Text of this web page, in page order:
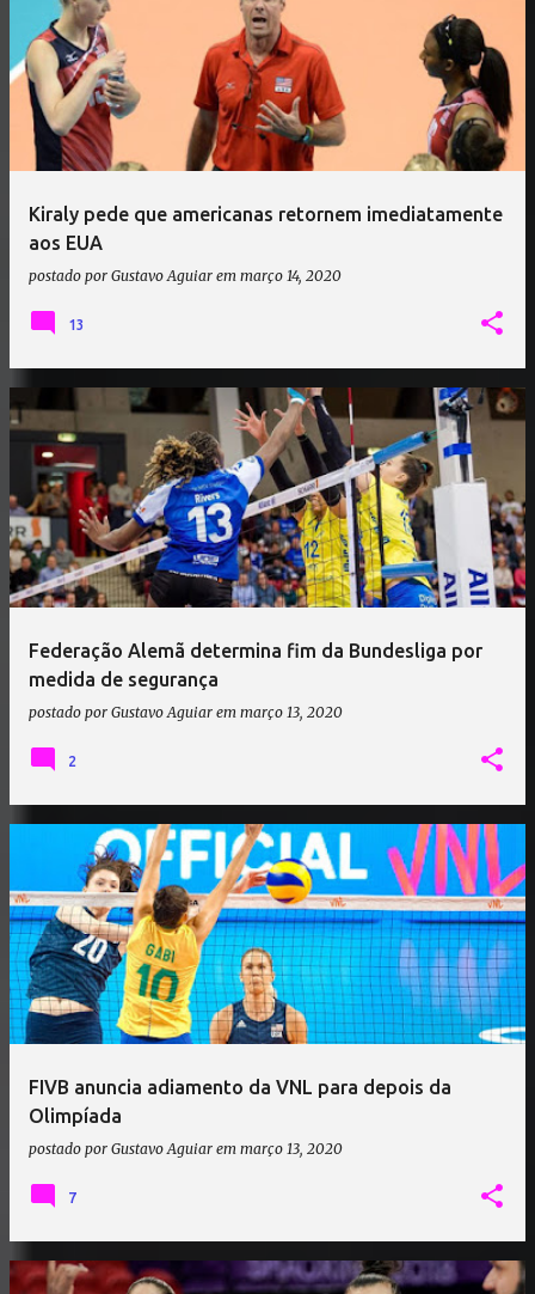
Kiraly pede que americanas retornem imediatamente
aos EUA
postado por Gustavo Aguiar em março 14, 2020
13
Federação Alemã determina fim da Bundesliga por
medida de segurança
postado por Gustavo Aguiar em março 13, 2020
2
FIVB anuncia adiamento da VNL para depois da
Olimpíada
postado por Gustavo Aguiar em março 13, 2020
7